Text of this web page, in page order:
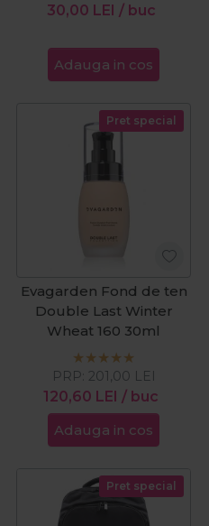
30,00 LEI / buc
Adauga in cos
Pret special
Evagarden Fond de ten
Double Last Winter
Wheat 160 30ml
120,60 LEI / buc
PRP: 201,00 LEI
Adauga in cos
Pret special